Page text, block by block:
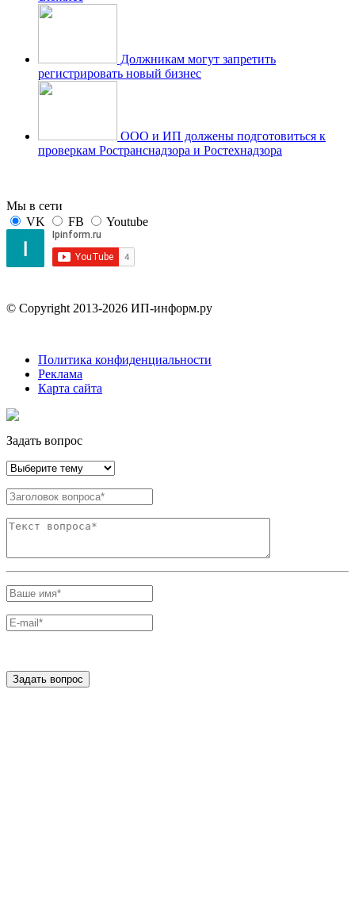
Должникам могут запретить
регистрировать новый бизнес
ООО и ИП должены подготовиться к
проверкам Ространснадзора и Ростехнадзора
Мы в сети
VK
FB Youtube
© Copyright 2013-2026 ИП-информ.ру
Политика конфиденциальности
Реклама
Карта сайта
Задать вопрос
Задать вопрос